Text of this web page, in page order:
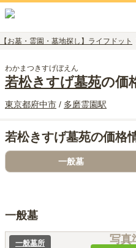
【お墓・霊園・墓地探し】ライフドット
わかまつきすげぼえん
若松きすげ墓苑の価
東京都府中市 / 多磨霊園駅
若松きすげ墓苑の価格
一般墓
一般墓
写真
一般墓所